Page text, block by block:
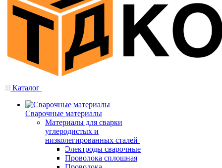
Каталог
Сварочные материалы
Материалы для сварки
углеродистых и
низколегированных сталей
Электроды сварочные
Проволока сплошная